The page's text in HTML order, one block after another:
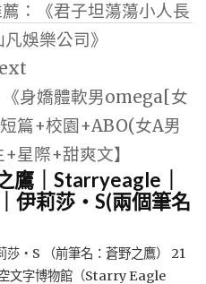
：《君子坦蕩蕩小人長
娛樂公司》
身嬌體軟男omega[女
篇+校園+ABO(女A男
星際+甜爽文】
鷹｜Starryeagle｜
伊莉莎・S(兩個筆名
・S （前筆名：蒼野之鷹） 21
文字博物館（Starry Eagle